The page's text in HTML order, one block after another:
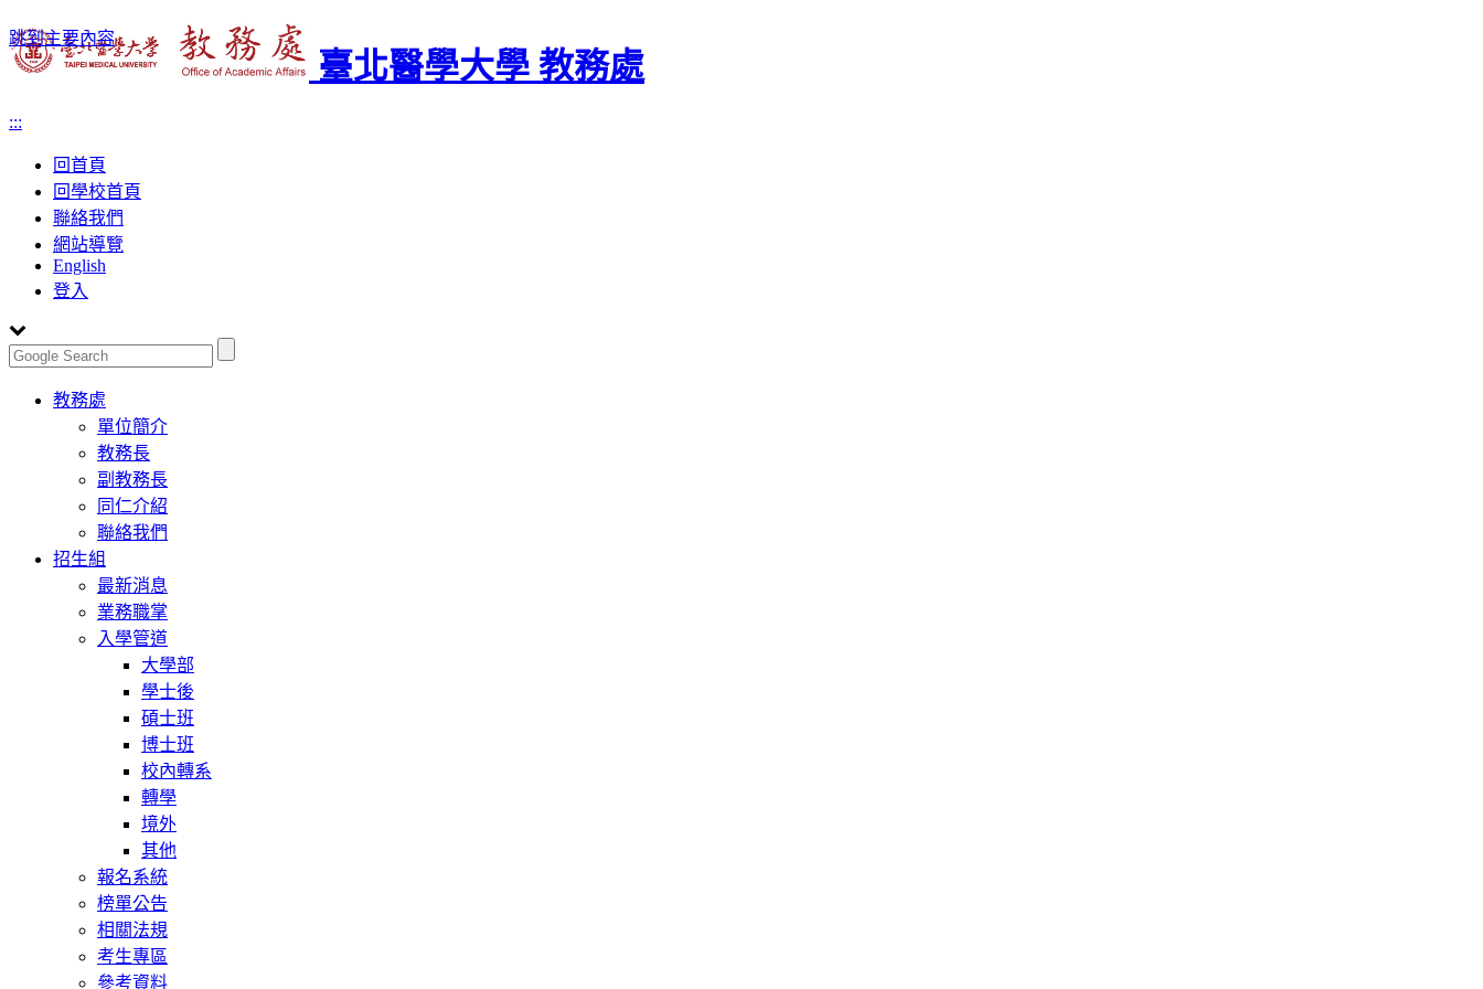
跳到主要內容
臺北醫學大學 教務處
:::
回首頁
回學校首頁
聯絡我們
網站導覽
English
登入
Toggle
navigation
教務處
單位簡介
教務長
副教務長
同仁介紹
聯絡我們
招生組
最新消息
業務職掌
入學管道
大學部
學士後
碩士班
博士班
校內轉系
轉學
境外
其他
報名系統
榜單公告
相關法規
考生專區
參考資料